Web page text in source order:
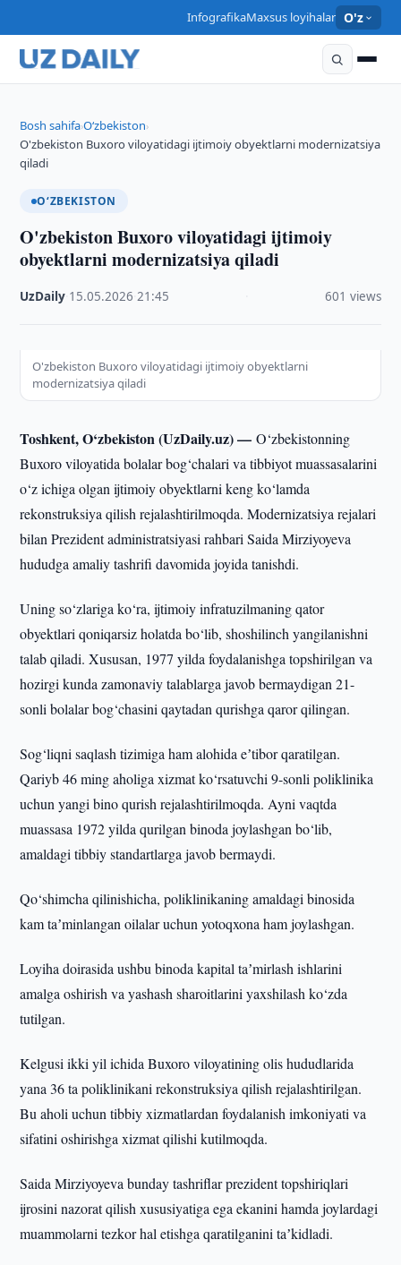
InfografikaMaxsus loyihalar O'z
Bosh sahifa›O‘zbekiston›
O'zbekiston Buxoro viloyatidagi ijtimoiy obyektlarni modernizatsiya
qiladi
O‘ZBEKISTON
O'zbekiston Buxoro viloyatidagi ijtimoiy
obyektlarni modernizatsiya qiladi
UzDaily 15.05.2026 ·21:45 601 views
O'zbekiston Buxoro viloyatidagi ijtimoiy obyektlarni
modernizatsiya qiladi
Toshkent, O‘zbekiston (UzDaily.uz) —O‘zbekistonning
Buxoro viloyatida bolalar bog‘chalari va tibbiyot muassasalarini
o‘z ichiga olgan ijtimoiy obyektlarni keng ko‘lamda
rekonstruksiya qilish rejalashtirilmoqda. Modernizatsiya rejalari
bilan Prezident administratsiyasi rahbari Saida Mirziyoyeva
hududga amaliy tashrifi davomida joyida tanishdi.
Uning so‘zlariga ko‘ra, ijtimoiy infratuzilmaning qator
obyektlari qoniqarsiz holatda bo‘lib, shoshilinch yangilanishni
talab qiladi. Xususan, 1977 yilda foydalanishga topshirilgan va
hozirgi kunda zamonaviy talablarga javob bermaydigan 21-
sonli bolalar bog‘chasini qaytadan qurishga qaror qilingan.
Sog‘liqni saqlash tizimiga ham alohida eʼtibor qaratilgan.
Qariyb 46 ming aholiga xizmat ko‘rsatuvchi 9-sonli poliklinika
uchun yangi bino qurish rejalashtirilmoqda. Ayni vaqtda
muassasa 1972 yilda qurilgan binoda joylashgan bo‘lib,
amaldagi tibbiy standartlarga javob bermaydi.
Qo‘shimcha qilinishicha, poliklinikaning amaldagi binosida
kam taʼminlangan oilalar uchun yotoqxona ham joylashgan.
Loyiha doirasida ushbu binoda kapital taʼmirlash ishlarini
amalga oshirish va yashash sharoitlarini yaxshilash ko‘zda
tutilgan.
Kelgusi ikki yil ichida Buxoro viloyatining olis hududlarida
yana 36 ta poliklinikani rekonstruksiya qilish rejalashtirilgan.
Bu aholi uchun tibbiy xizmatlardan foydalanish imkoniyati va
sifatini oshirishga xizmat qilishi kutilmoqda.
Saida Mirziyoyeva bunday tashriflar prezident topshiriqlari
ijrosini nazorat qilish xususiyatiga ega ekanini hamda joylardagi
muammolarni tezkor hal etishga qaratilganini taʼkidladi.